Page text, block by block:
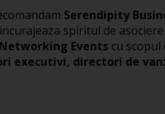
Serendipity
spiritul de
Events cu
executivi, directori de